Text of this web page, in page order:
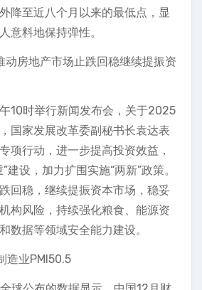
降至近八个月以来的最低点，显
意料地保持弹性。
动房地产市场止跌回稳继续提振资
10时举行新闻发布会，关于2025
国家发展改革委副秘书长袁达表
项行动，进一步提高投资效益，
建设，加力扩围实施“两新”政策。
回稳，继续提振资本市场，稳妥
构风险，持续强化粮食、能源资
数据等领域安全能力建设。
造业PMI50.5